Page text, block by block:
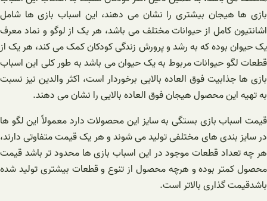
بازی ها هیجان بیشتری را نشان می‌ دهند، این اسباب بازی ها شامل
اشانتیون کامل از حیوانات مختلف می باشد، هر یک از لوگو و نماد معرف
یک حیوان بوده که به رشد و پرورش زندگی کودکان کمک می کند، هر یک از
قطعات لگو حیوانات مربوط به یک حیوان می باشد به طور کلی این اسباب
بازی ها جذابیت فوق العاده بالایی برخوردار است، اکثر والدین نیز نسبت
به تهیه این محصول هیجان فوق العاده بالایی را نشان می‌ دهند.
قیمت اسباب بازی بستگی به سایز این محصولات دارد معمولاً این لگو ها
در سایز بندی های مختلفی تولید می شوند و هر یک قیمت متفاوتی دارند،
هر چه تعداد قطعات موجود در این اسباب بازی ها محدود تر باشد قیمت
محصول کمتر بوده و هرچه محصول از تنوع و قطعات بیشتری تولید شده
باشدقیمت گذاری بالاتر است.